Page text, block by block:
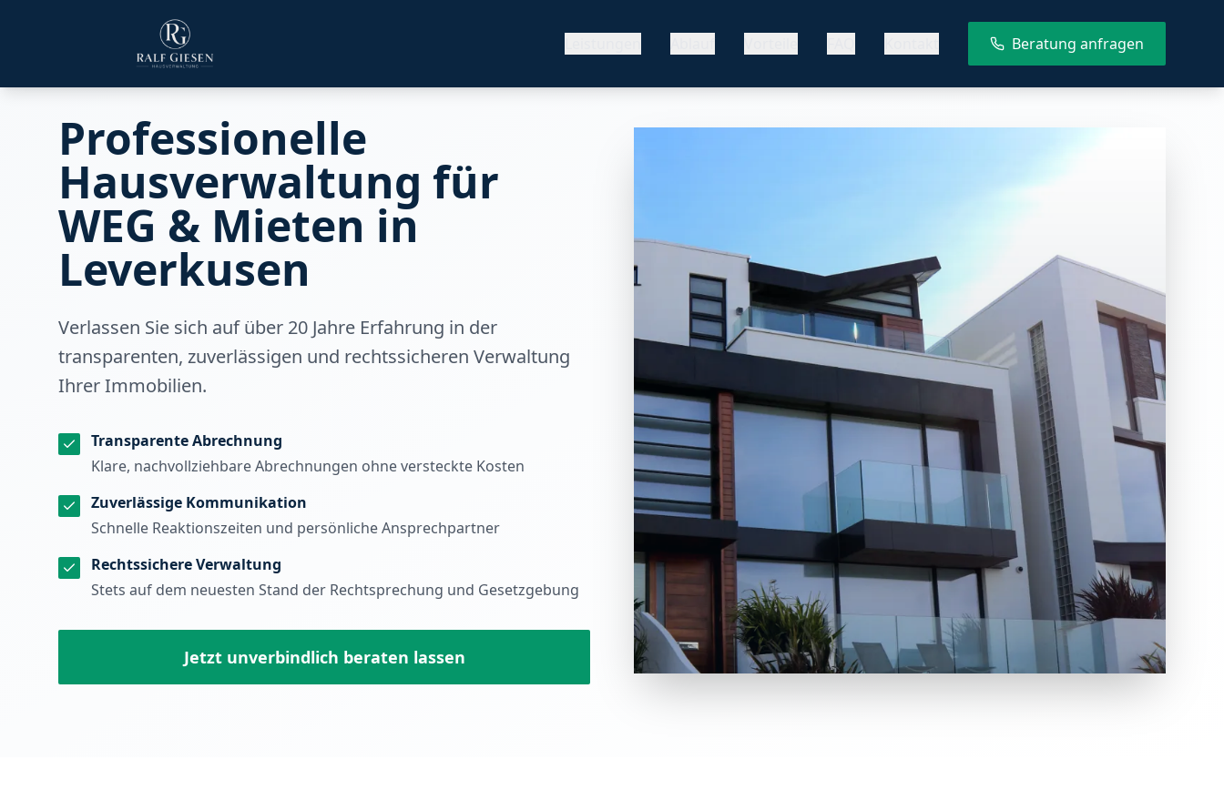
Beratung anfragen
Professionelle
Hausverwaltung für
WEG & Mieten in
Leverkusen
Verlassen Sie sich auf über 20 Jahre Erfahrung in der
transparenten, zuverlässigen und rechtssicheren Verwaltung
Ihrer Immobilien.
Transparente Abrechnung
Klare, nachvollziehbare Abrechnungen ohne versteckte Kosten
Zuverlässige Kommunikation
Schnelle Reaktionszeiten und persönliche Ansprechpartner
Rechtssichere Verwaltung
Stets auf dem neuesten Stand der Rechtsprechung und Gesetzgebung
Jetzt unverbindlich beraten lassen